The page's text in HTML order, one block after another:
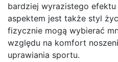
bardziej wyrazistego efektu
aspektem jest także styl
fizycznie mogą wybierać
względu na komfort
uprawiania sportu.